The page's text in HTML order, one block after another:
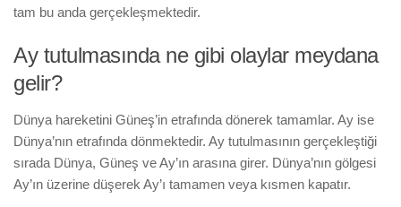
tam bu anda gerçekleşmektedir.
Ay tutulmasında ne gibi olaylar meydana
gelir?
Dünya hareketini Güneş’in etrafında dönerek tamamlar. Ay ise
Dünya’nın etrafında dönmektedir. Ay tutulmasının gerçekleştiği
sırada Dünya, Güneş ve Ay’ın arasına girer. Dünya’nın gölgesi
Ay’ın üzerine düşerek Ay’ı tamamen veya kısmen kapatır.